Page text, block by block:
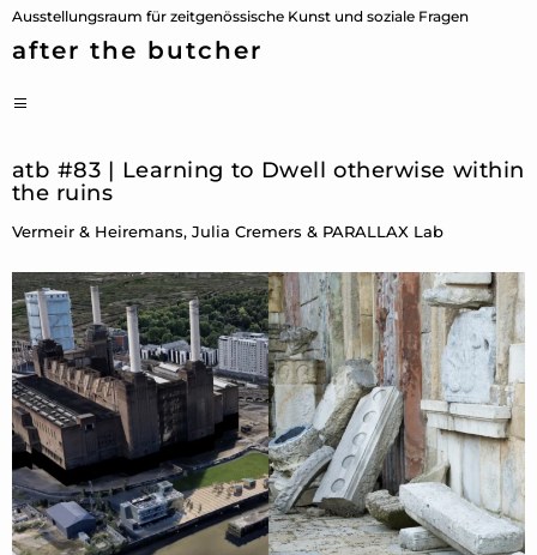
Ausstellungsraum für zeitgenössische Kunst und soziale Fragen
after the butcher
Zum
Inhalt
atb #83 | Learning to Dwell otherwise within
the ruins
Vermeir & Heiremans, Julia Cremers & PARALLAX Lab